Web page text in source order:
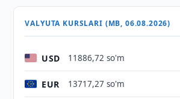
VALYUTA KURSLARI (MB, 06.08.2026)
USD 11886,72 so'm
EUR 13717,27 so'm